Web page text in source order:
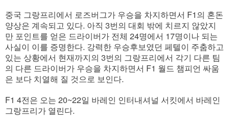
중국 그랑프리에서 로즈버그가 우승을 차지하면서 F1의 혼돈
양상은 계속되고 있다. 아직 3번의 대회 밖에 치르지 않았지
만 포인트를 얻은 드라이버가 전체 24명에서 17명이나 되는
사실이 이를 증명한다. 강력한 우승후보였던 페텔이 주춤하고
있는 상황에서 현재까지의 3번의 그랑프리에서 각기 다른 팀
의 다른 드라이버가 우승을 차지하면서 F1 월드 챔피언 싸움
은 보다 치열해 질 것으로 보인다.
F1 4전은 오는 20~22일 바레인 인터내셔널 서킷에서 바레인
그랑프리가 열린다.